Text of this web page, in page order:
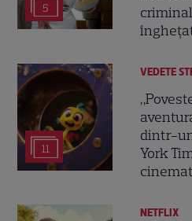
5
11
VEDETE
dintr-
York
NETFLIX